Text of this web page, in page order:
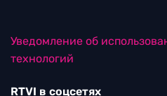
Уведомление об
технологий
RTVI в соцсетях